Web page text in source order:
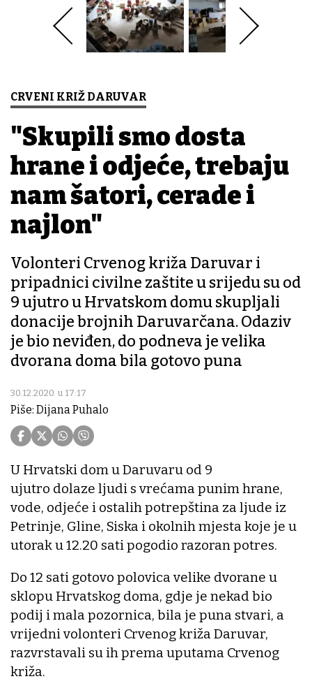
CRVENI KRIŽ DARUVAR
"Skupili smo dosta
hrane i odjeće, trebaju
nam šatori, cerade i
najlon"
Volonteri Crvenog križa Daruvar i
pripadnici civilne zaštite u srijedu su od
9 ujutro u Hrvatskom domu skupljali
donacije brojnih Daruvarčana. Odaziv
je bio neviđen, do podneva je velika
dvorana doma bila gotovo puna
30.12.2020. u 17:17
Piše: Dijana Puhalo
U Hrvatski dom u Daruvaru od 9
ujutro dolaze ljudi s vrećama punim hrane,
vode, odjeće i ostalih potrepština za ljude iz
Petrinje, Gline, Siska i okolnih mjesta koje je u
utorak u 12.20 sati pogodio razoran potres.
Do 12 sati gotovo polovica velike dvorane u
sklopu Hrvatskog doma, gdje je nekad bio
podij i mala pozornica, bila je puna stvari, a
vrijedni volonteri Crvenog križa Daruvar,
razvrstavali su ih prema uputama Crvenog
križa.